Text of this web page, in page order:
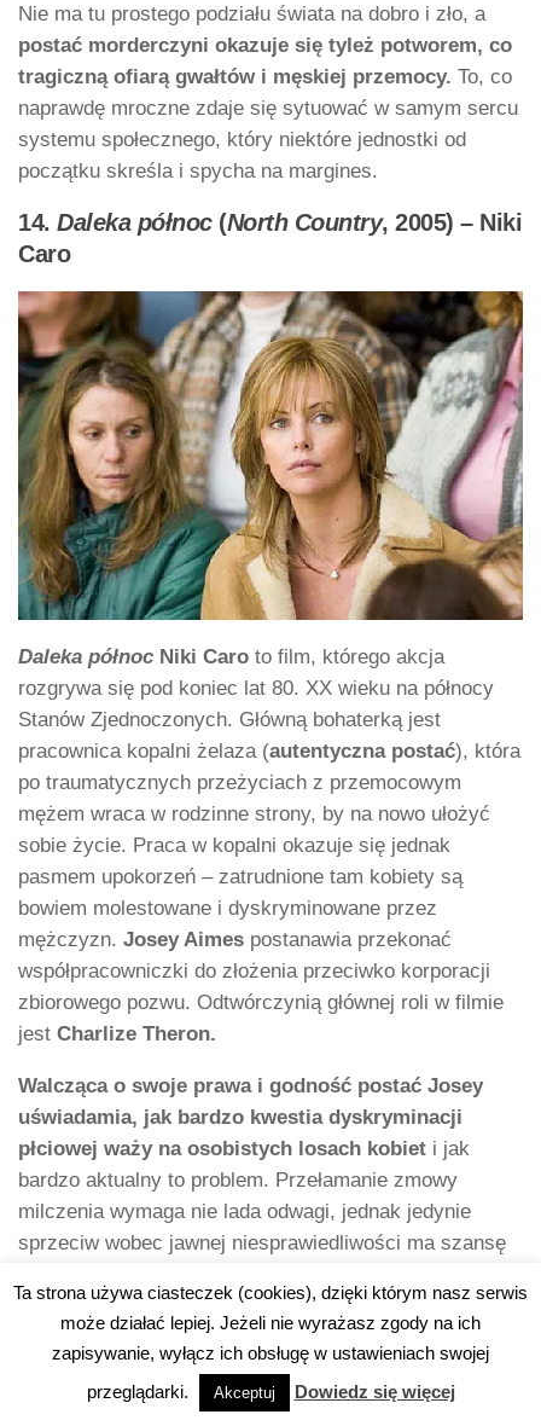
Nie ma tu prostego podziału świata na dobro i zło, a
postać morderczyni okazuje się tyleż potworem, co
tragiczną ofiarą gwałtów i męskiej przemocy. To, co
naprawdę mroczne zdaje się sytuować w samym sercu
systemu społecznego, który niektóre jednostki od
początku skreśla i spycha na margines.
14. Daleka północ(North Country, 2005) – Niki
Caro
Daleka północ Niki Caro to film, którego akcja
rozgrywa się pod koniec lat 80. XX wieku na północy
Stanów Zjednoczonych. Główną bohaterką jest
pracownica kopalni żelaza (autentyczna postać), która
po traumatycznych przeżyciach z przemocowym
mężem wraca w rodzinne strony, by na nowo ułożyć
sobie życie. Praca w kopalni okazuje się jednak
pasmem upokorzeń – zatrudnione tam kobiety są
bowiem molestowane i dyskryminowane przez
mężczyzn. Josey Aimes postanawia przekonać
współpracowniczki do złożenia przeciwko korporacji
zbiorowego pozwu. Odtwórczynią głównej roli w filmie
jest Charlize Theron.
Walcząca o swoje prawa i godność postać Josey
uświadamia, jak bardzo kwestia dyskryminacji
płciowej waży na osobistych losach kobiet i jak
bardzo aktualny to problem. Przełamanie zmowy
milczenia wymaga nie lada odwagi, jednak jedynie
sprzeciw wobec jawnej niesprawiedliwości ma szansę
Monachium (Munich, 2005) – Steven
Spielberg
Ta strona używa ciasteczek (cookies), dzięki którym nasz serwis
może działać lepiej. Jeżeli nie wyrażasz zgody na ich
zapisywanie, wyłącz ich obsługę w ustawieniach swojej
przeglądarki.
Akceptuj Dowiedz się więcej